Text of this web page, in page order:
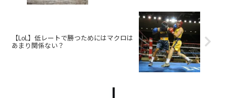
【LoL】低レートで勝つためにはマクロは
あまり関係ない？